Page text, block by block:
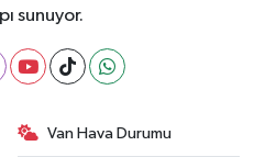
sunuyor.
Van Hava Durumu